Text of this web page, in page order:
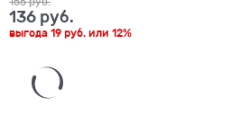
136 руб.
выгода19 руб. или12%